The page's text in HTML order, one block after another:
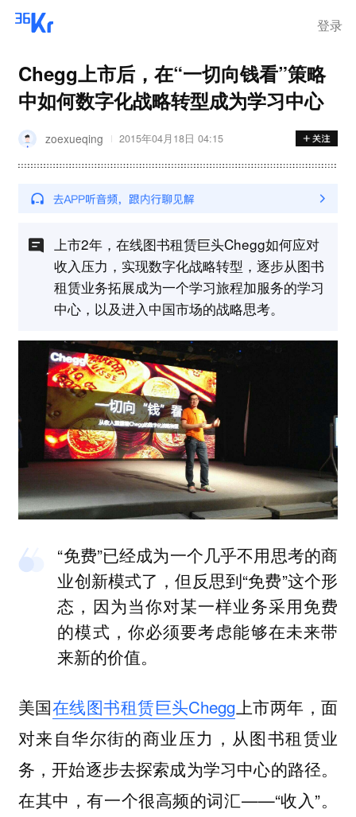
登录
Chegg上市后，在“一切向钱看”策略
中如何数字化战略转型成为学习中心
zoexueqing 2015年04月18日 04:15
上市2年，在线图书租赁巨头Chegg如何应对
收入压力，实现数字化战略转型，逐步从图书
租赁业务拓展成为一个学习旅程加服务的学习
中心，以及进入中国市场的战略思考。
“免费”已经成为一个几乎不用思考的商
业创新模式了，但反思到“免费”这个形
态，因为当你对某一样业务采用免费
的模式，你必须要考虑能够在未来带
来新的价值。
美国在线图书租赁巨头Chegg 上市两年，面
对来自华尔街的商业压力，从图书租赁业
务，开始逐步去探索成为学习中心的路径。
在其中，有一个很高频的词汇——“收入”。